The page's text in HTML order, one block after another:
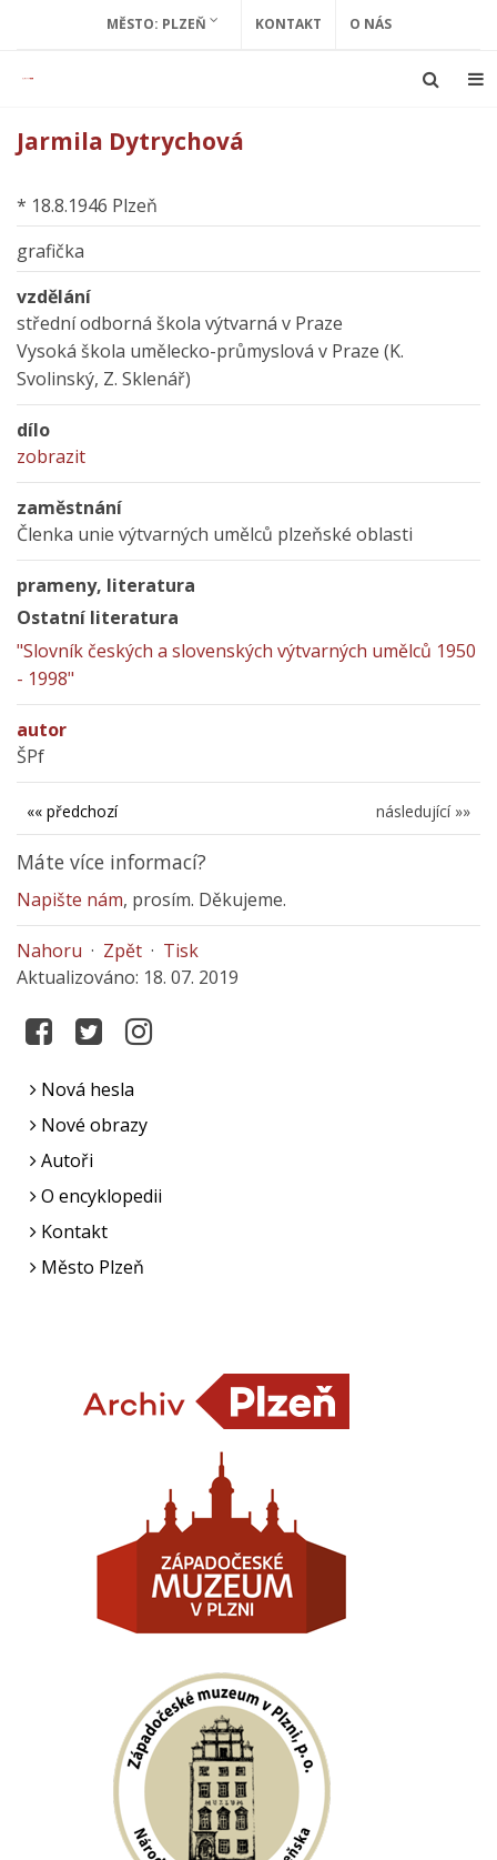
MĚSTO: PLZEŇ KONTAKT O NÁS
Jarmila Dytrychová
* 18.8.1946 Plzeň
grafička
vzdělání
střední odborná škola výtvarná v Praze
Vysoká škola umělecko-průmyslová v Praze (K.
Svolinský, Z. Sklenář)
dílo
zobrazit
zaměstnání
Členka unie výtvarných umělců plzeňské oblasti
prameny, literatura
Ostatní literatura
"Slovník českých a slovenských výtvarných umělců 1950
- 1998"
autor
ŠPf
následující »»
«« předchozí
Máte více informací?
Napište nám, prosím. Děkujeme.
Nahoru · Zpět · Tisk
Aktualizováno: 18. 07. 2019
Nová hesla
Nové obrazy
Autoři
O encyklopedii
Kontakt
Město Plzeň